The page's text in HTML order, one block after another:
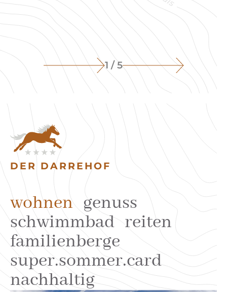
Mehr erfahren
1 / 5
DER DARREHOF
wohnen genuss
schwimmbad reiten
familienberge
super.sommer.card
nachhaltig